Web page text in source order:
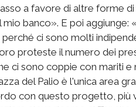
a favore di altre forme
banco». E poi aggiunge:
ci sono molti
proteste il numero dei
ci sono coppie con mariti e
del Palio è l'unica area
con questo progetto,